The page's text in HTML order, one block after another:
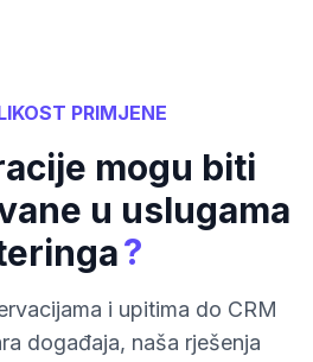
PRIMJENE
mogu biti
u uslugama
?
i upitima do CRM
događaja, naša rješenja